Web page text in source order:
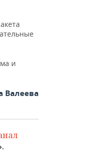
и
Валеева